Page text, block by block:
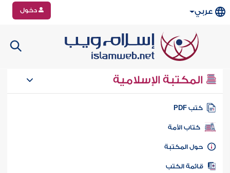
عربي دخول
المكتبة الإسلامية
كتب PDF
كتاب الأمة
المكتبة